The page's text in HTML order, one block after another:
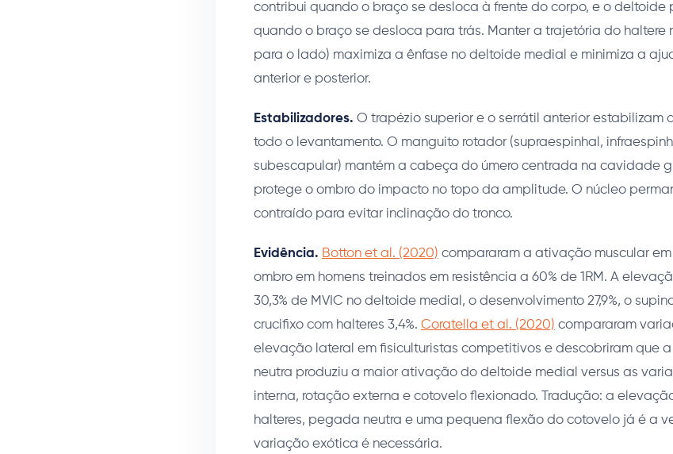
contribui quando o braço se desloca à frente do corpo, e o deltoide
quando o braço se desloca para trás. Manter a trajetória do haltere
para o lado) maximiza a ênfase no deltoide medial e minimiza a
anterior e posterior.
Estabilizadores. O trapézio superior e o serrátil anterior estabilizam
todo o levantamento. O manguito rotador (supraespinhal,
subescapular) mantém a cabeça do úmero centrada na cavidade
protege o ombro do impacto no topo da amplitude. O núcleo
contraído para evitar inclinação do tronco.
Evidência. Botton et al. (2020) compararam a ativação muscular
ombro em homens treinados em resistência a 60% de 1RM. A
30,3% de MVIC no deltoide medial, o desenvolvimento 27,9%, o
crucifixo com halteres 3,4%. Coratella et al. (2020) compararam
elevação lateral em fisiculturistas competitivos e descobriram que
neutra produziu a maior ativação do deltoide medial versus as
interna, rotação externa e cotovelo flexionado. Tradução: a
halteres, pegada neutra e uma pequena flexão do cotovelo já é a
variação exótica é necessária.